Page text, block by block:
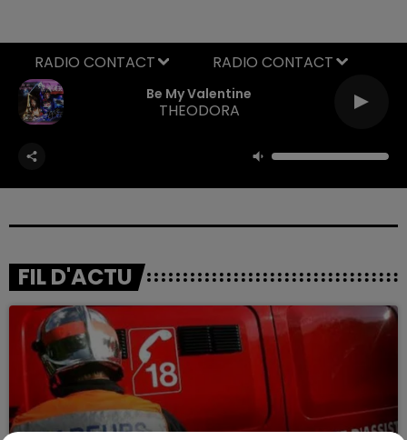
Be My Valentine
THEODORA
RADIO CONTACT
FIL D'ACTU